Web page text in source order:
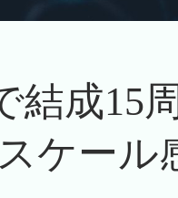
結成15
ケール